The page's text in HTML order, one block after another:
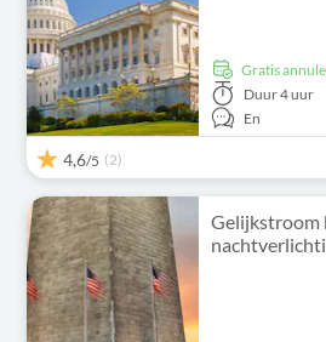
Gratis
Duur4 uur
En
4,6/5 (2)
Gelijkstroom